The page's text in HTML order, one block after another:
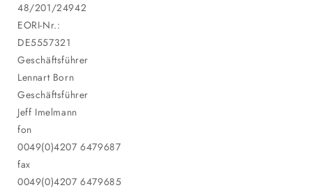
48/201/24942
EORI-Nr.:
DE5557321
Geschäftsführer
Lennart Born
Geschäftsführer
Jeff Imelmann
fon
0049(0)4207 6479687
fax
0049(0)4207 6479685